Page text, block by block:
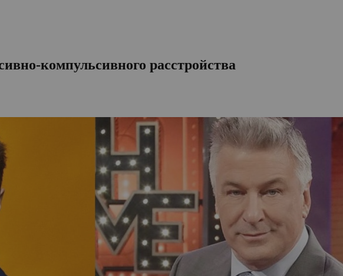
компульсивного расстройства